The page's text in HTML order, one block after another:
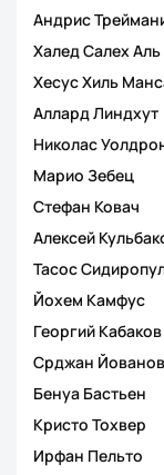
Андрис
Халед Салех Аль
Хесус Хиль
Аллард Линдхут
Николас
Марио Зебец
Стефан Ковач
Алексей
Тасос
Йохем Камфус
Георгий Кабаков
Срджан
Бенуа Бастьен
Кристо Тохвер
Ирфан Пельто